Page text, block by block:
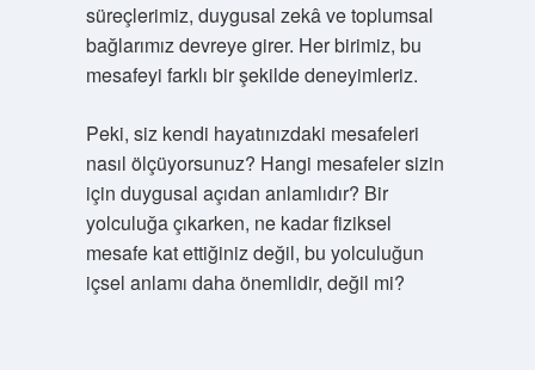
süreçlerimiz, duygusal zekâ ve toplumsal
bağlarımız devreye girer. Her birimiz, bu
mesafeyi farklı bir şekilde deneyimleriz.
Peki, siz kendi hayatınızdaki mesafeleri
nasıl ölçüyorsunuz? Hangi mesafeler sizin
için duygusal açıdan anlamlıdır? Bir
yolculuğa çıkarken, ne kadar fiziksel
mesafe kat ettiğiniz değil, bu yolculuğun
içsel anlamı daha önemlidir, değil mi?